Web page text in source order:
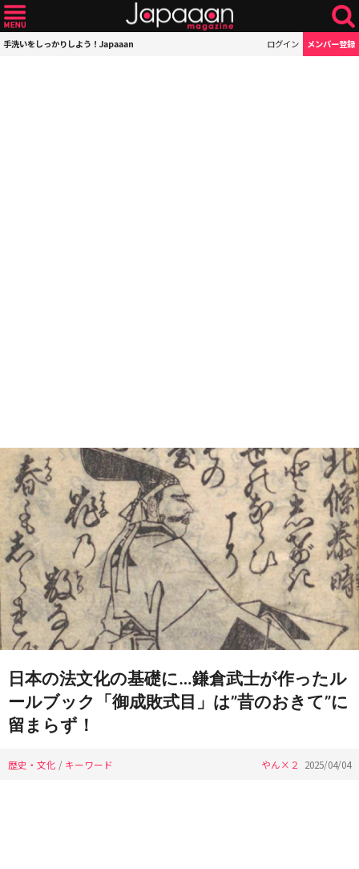
手洗いをしっかりしよう！Japaaan ログイン メンバー登録
日本の法文化の基礎に…鎌倉武士が作ったル
ールブック「御成敗式目」は”昔のおきて”に
留まらず！
歴史・文化 / キーワード やん×２ 2025/04/04